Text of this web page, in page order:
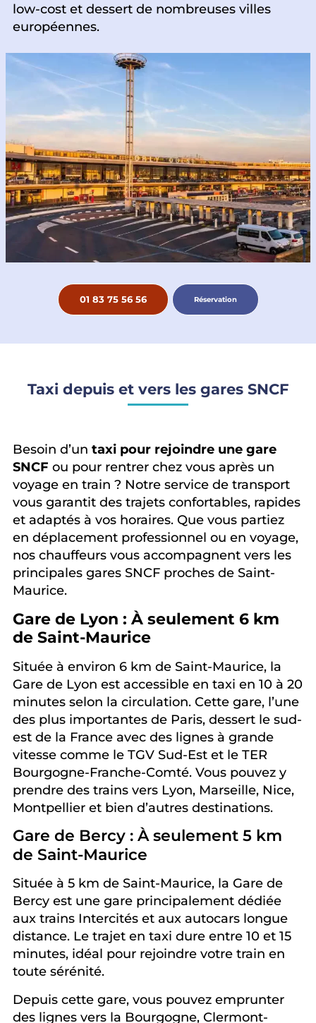
01 83 75 56 56 Réservation
low-cost et dessert de nombreuses villes
européennes.
Taxi depuis et vers les gares SNCF
Besoin d’un taxi pour rejoindre une gare
SNCF ou pour rentrer chez vous après un
voyage en train ? Notre service de transport
vous garantit des trajets confortables, rapides
et adaptés à vos horaires. Que vous partiez
en déplacement professionnel ou en voyage,
nos chauffeurs vous accompagnent vers les
principales gares SNCF proches de Saint-
Maurice.
Gare de Lyon : À seulement 6 km
de Saint-Maurice
Située à environ 6 km de Saint-Maurice, la
Gare de Lyon est accessible en taxi en 10 à 20
minutes selon la circulation. Cette gare, l’une
des plus importantes de Paris, dessert le sud-
est de la France avec des lignes à grande
vitesse comme le TGV Sud-Est et le TER
Bourgogne-Franche-Comté. Vous pouvez y
prendre des trains vers Lyon, Marseille, Nice,
Montpellier et bien d’autres destinations.
Gare de Bercy : À seulement 5 km
de Saint-Maurice
Située à 5 km de Saint-Maurice, la Gare de
Bercy est une gare principalement dédiée
aux trains Intercités et aux autocars longue
distance. Le trajet en taxi dure entre 10 et 15
minutes, idéal pour rejoindre votre train en
toute sérénité.
Depuis cette gare, vous pouvez emprunter
des lignes vers la Bourgogne, Clermont-